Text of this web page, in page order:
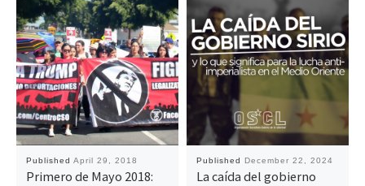
Published April 29, 2018
Primero de Mayo 2018:
Published December 22, 2024
La caída del gobierno